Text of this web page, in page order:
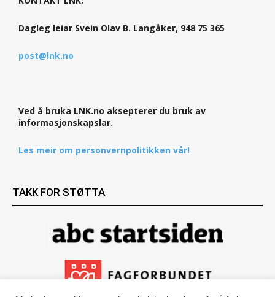
Dagleg leiar Svein Olav B. Langåker, 948 75 365
post@lnk.no
Ved å bruka LNK.no aksepterer du bruk av
informasjonskapslar.
Les meir om personvernpolitikken vår!
TAKK FOR STØTTA